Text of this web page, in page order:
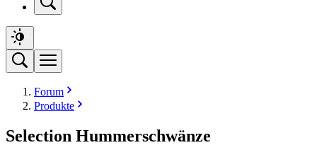
Forum
Produkte
Selection Hummerschwänze